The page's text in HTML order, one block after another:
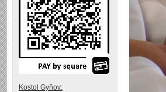
Kostol Gyňov: